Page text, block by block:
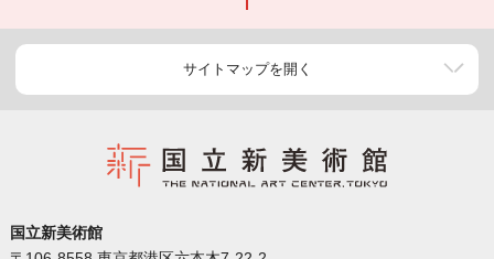
サイトマップを開く
国立新美術館